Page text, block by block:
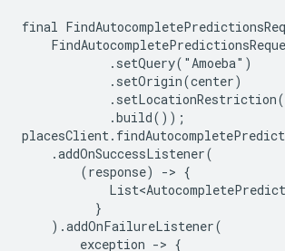
final
            .setQuery("Amoeba")
            .setOrigin(center)
            .build());
    .addOnSuccessListener(
        (response) -> {
          }
    ).addOnFailureListener(
        exception -> {